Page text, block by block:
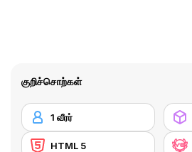
குறிச்சொற்கள்
1 வீரர்
HTML 5